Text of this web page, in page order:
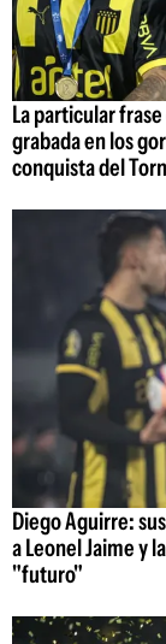
La particular
grabada en los
conquista del
Diego Aguirre:
a Leonel Jaime y
"futuro"